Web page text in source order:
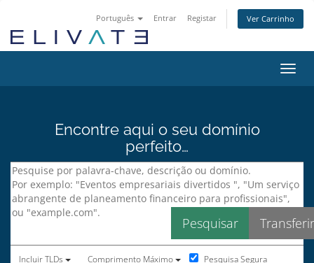
Português Entrar Registar Ver Carrinho
Encontre aqui o seu domínio
perfeito…
Incluir TLDs Comprimento Máximo Pesquisa Segura